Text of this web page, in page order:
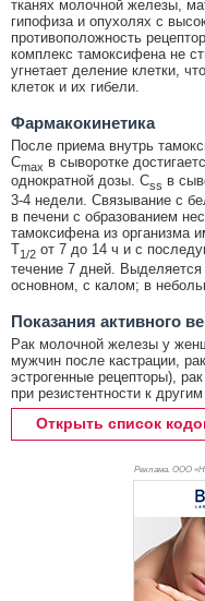
тканях молочной железы,
гипофиза и опухолях с
противоположность
комплекс тамоксифена не
угнетает деление клетки,
клеток и их гибели.
Фармакокинетика
После приема внутрь
Cmax в сыворотке
однократной дозы. Css в
3-4 недели. Связывание с
в печени с образованием
тамоксифена из организма
T1/2 от 7 до 14 ч и с
течение 7 дней.
основном, с калом; в
Показания активного
Рак молочной железы у
мужчин после кастрации,
эстрогенные рецепторы),
при резистентности к
Открыть список
Реклама. ООО